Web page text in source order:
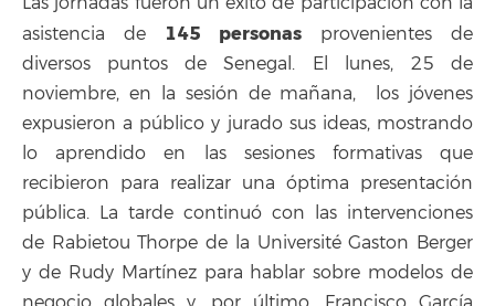
asistencia de
145 personas provenientes de
diversos puntos de Senegal. El lunes, 25 de
noviembre, en la sesión de mañana, los jóvenes
expusieron a público y jurado sus ideas, mostrando
lo aprendido en las sesiones formativas que
recibieron para realizar una óptima presentación
pública. La tarde continuó con las intervenciones
de Rabietou Thorpe de la Université Gaston Berger
y de Rudy Martínez para hablar sobre modelos de